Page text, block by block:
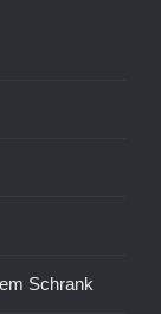
Schrank